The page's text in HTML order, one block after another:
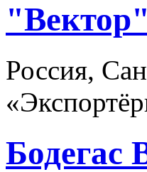
Россия,
Бодегас